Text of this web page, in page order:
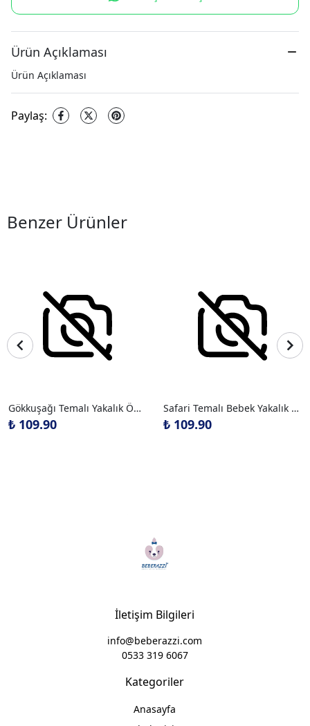
Ürün Açıklaması
Ürün Açıklaması
Paylaş:
Benzer Ürünler
Gökkuşağı Temalı Yakalık Önlük
₺ 109.90
Safari Temalı Bebek Yakalık Önlük
₺ 109.90
Kategoriler
Anasayfa
İletişim Bilgileri
info@beberazzi.com
0533 319 6067